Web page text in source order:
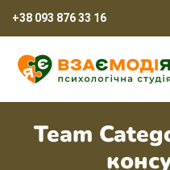
+38 093 876 33 16
Team